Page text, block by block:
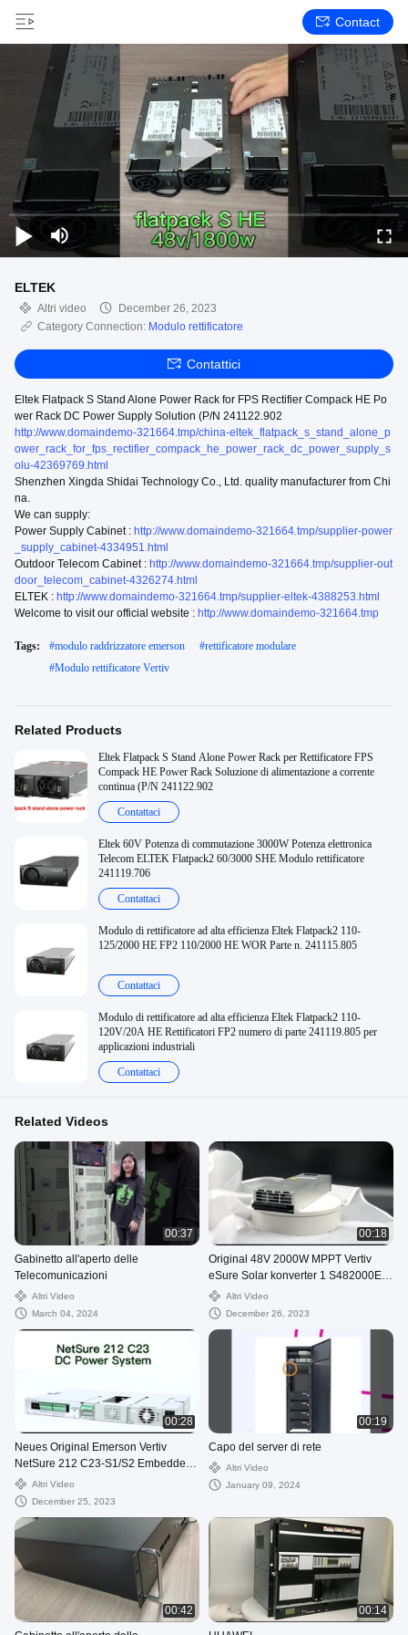
Contact
ELTEK
Altri video
December 26, 2023
Category Connection: Modulo rettificatore
Contattici
Eltek Flatpack S Stand Alone Power Rack for FPS Rectifier Compack HE Po
wer Rack DC Power Supply Solution (P/N 241122.902
http://www.domaindemo-321664.tmp/china-eltek_flatpack_s_stand_alone_p
ower_rack_for_fps_rectifier_compack_he_power_rack_dc_power_supply_s
olu-42369769.html
Shenzhen Xingda Shidai Technology Co., Ltd. quality manufacturer from Chi
na.
We can supply:
Power Supply Cabinet : http://www.domaindemo-321664.tmp/supplier-power
_supply_cabinet-4334951.html
Outdoor Telecom Cabinet : http://www.domaindemo-321664.tmp/supplier-out
door_telecom_cabinet-4326274.html
ELTEK : http://www.domaindemo-321664.tmp/supplier-eltek-4388253.html
Welcome to visit our official website : http://www.domaindemo-321664.tmp
Tags: #modulo raddrizzatore emerson #rettificatore modulare
#Modulo rettificatore Vertiv
Related Products
Eltek Flatpack S Stand Alone Power Rack per Rettificatore FPS
Compack HE Power Rack Soluzione di alimentazione a corrente
continua (P/N 241122.902
Contattaci
Eltek 60V Potenza di commutazione 3000W Potenza elettronica
Telecom ELTEK Flatpack2 60/3000 SHE Modulo rettificatore
241119.706
Contattaci
Modulo di rettificatore ad alta efficienza Eltek Flatpack2 110-
125/2000 HE FP2 110/2000 HE WOR Parte n. 241115.805
Contattaci
Modulo di rettificatore ad alta efficienza Eltek Flatpack2 110-
120V/20A HE Rettificatori FP2 numero di parte 241119.805 per
applicazioni industriali
Contattaci
Related Videos
00:37
Gabinetto all'aperto delle
Telecomunicazioni
Altri Video
March 04, 2024
00:18
Original 48V 2000W MPPT Vertiv
eSure Solar konverter 1 S482000E3
S48-2000e3
Altri Video
December 26, 2023
00:28
Neues Original Emerson Vertiv
NetSure 212 C23-S1/S2 Embedded
Power System Netsure 212 C23 20A
48V
Altri Video
December 25, 2023
00:19
Capo del server di rete
Altri Video
January 09, 2024
00:42
00:14